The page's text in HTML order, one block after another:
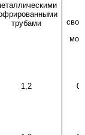
трубами
1,2